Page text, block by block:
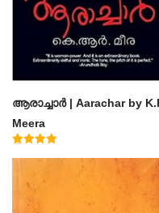
ആരാച്ചാര്‍ | Aarachar by
Meera